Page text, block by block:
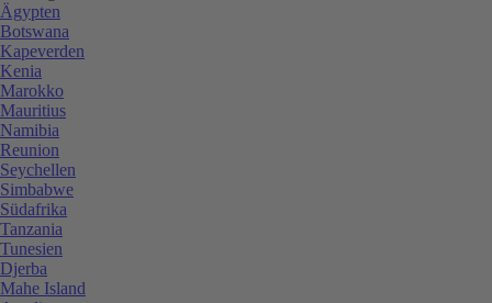
Ägypten
Botswana
Kapeverden
Kenia
Marokko
Mauritius
Namibia
Reunion
Seychellen
Simbabwe
Südafrika
Tanzania
Tunesien
Djerba
Mahe Island